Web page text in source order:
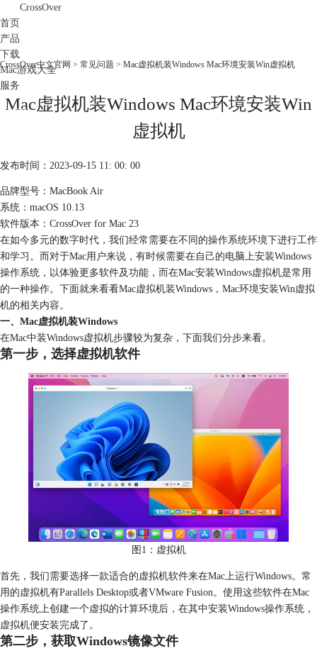
CrossOver
首页
产品
下载
Mac游戏大全
服务
购买
CrossOver中文官网 > 常见问题 > Mac虚拟机装Windows Mac环境安装Win虚拟机
Mac虚拟机装Windows Mac环境安装Win
虚拟机
发布时间：2023-09-15 11: 00: 00
品牌型号：MacBook Air
系统：macOS 10.13
软件版本：CrossOver for Mac 23
在如今多元的数字时代，我们经常需要在不同的操作系统环境下进行工作
和学习。而对于Mac用户来说，有时候需要在自己的电脑上安装Windows
操作系统，以体验更多软件及功能，而在Mac安装Windows虚拟机是常用
的一种操作。下面就来看看Mac虚拟机装Windows，Mac环境安装Win虚拟
机的相关内容。
一、Mac虚拟机装Windows
在Mac中装Windows虚拟机步骤较为复杂，下面我们分步来看。
第一步，选择虚拟机软件
图1：虚拟机
首先，我们需要选择一款适合的虚拟机软件来在Mac上运行Windows。常
用的虚拟机有Parallels Desktop或者VMware Fusion。使用这些软件在Mac
操作系统上创建一个虚拟的计算环境后，在其中安装Windows操作系统，
虚拟机便安装完成了。
第二步，获取Windows镜像文件